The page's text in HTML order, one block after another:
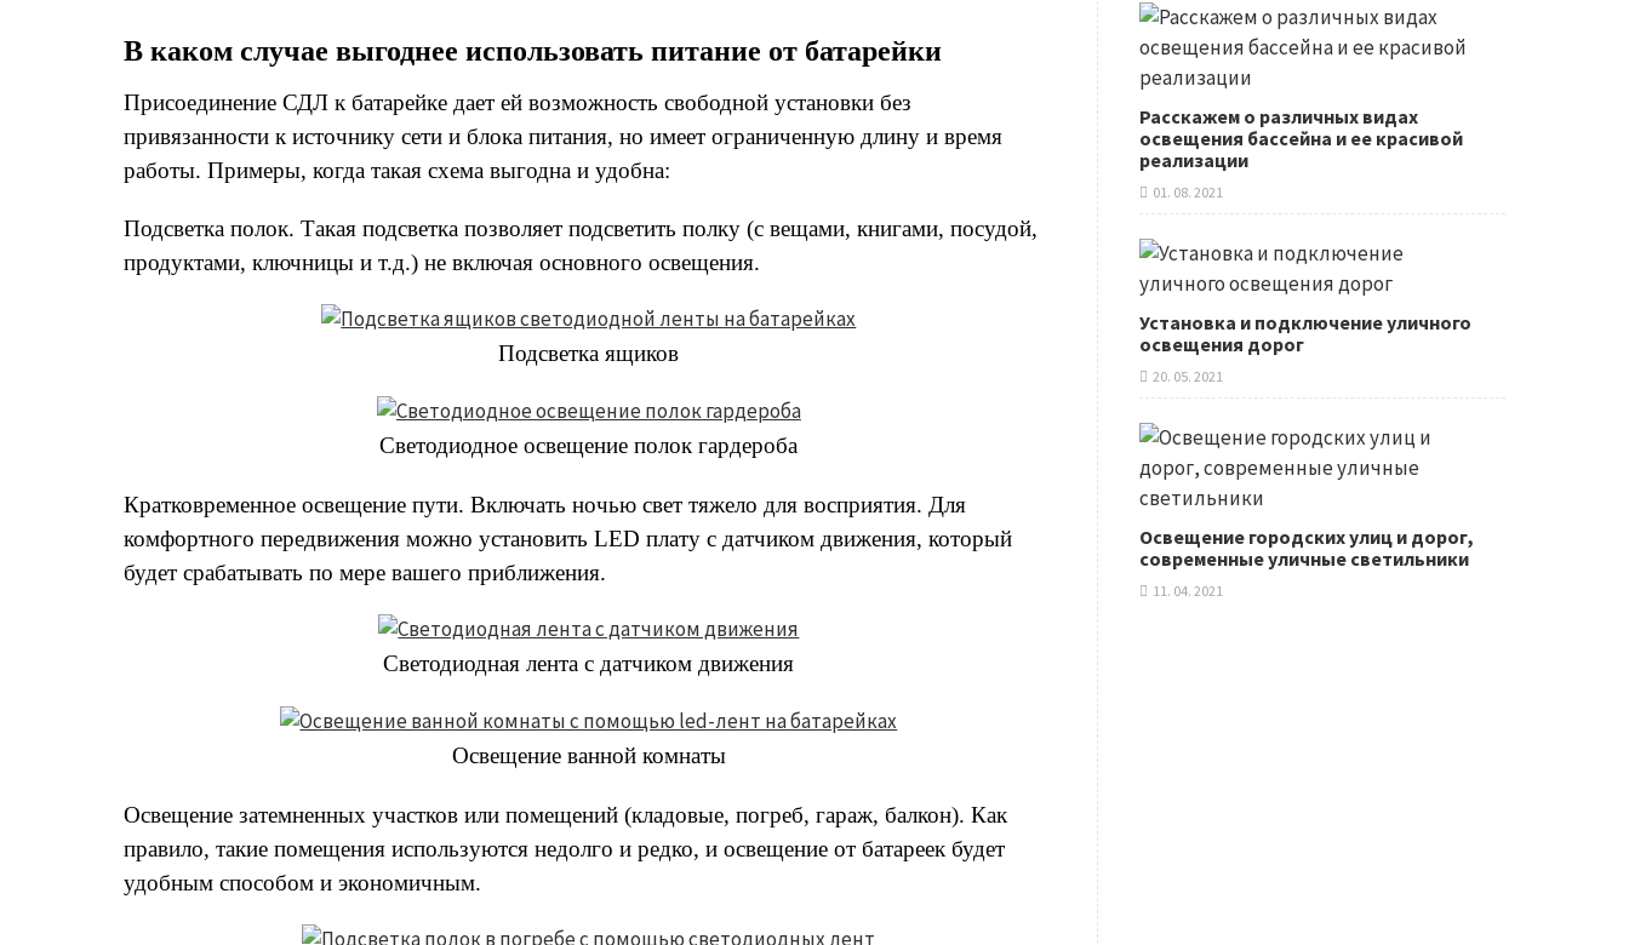
В каком случае выгоднее использовать питание от батарейки
Присоединение СДЛ к батарейке дает ей возможность свободной установки без
привязанности к источнику сети и блока питания, но имеет ограниченную длину и время
работы. Примеры, когда такая схема выгодна и удобна:
Подсветка полок. Такая подсветка позволяет подсветить полку (с вещами, книгами, посудой,
продуктами, ключницы и т.д.) не включая основного освещения.
Подсветка ящиков
Светодиодное освещение полок гардероба
Кратковременное освещение пути. Включать ночью свет тяжело для восприятия. Для
комфортного передвижения можно установить LED плату с датчиком движения, который
будет срабатывать по мере вашего приближения.
Светодиодная лента с датчиком движения
Освещение ванной комнаты
Освещение затемненных участков или помещений (кладовые, погреб, гараж, балкон). Как
правило, такие помещения используются недолго и редко, и освещение от батареек будет
удобным способом и экономичным.
Расскажем о различных видах
освещения бассейна и ее красивой
реализации
01. 08. 2021
Установка и подключение уличного
освещения дорог
20. 05. 2021
Освещение городских улиц и дорог,
современные уличные светильники
11. 04. 2021